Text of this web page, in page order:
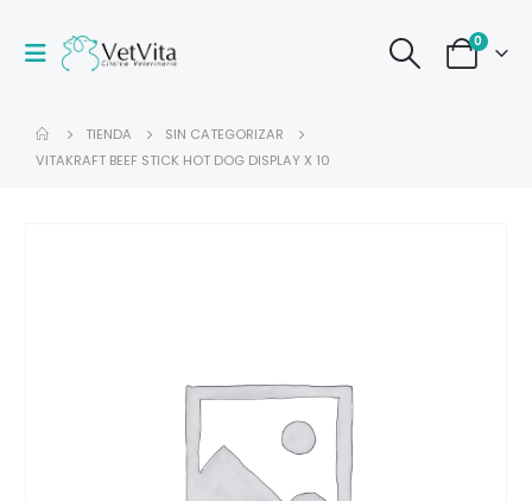
0
TIENDA
SIN CATEGORIZAR
VITAKRAFT BEEF STICK HOT DOG DISPLAY X 10